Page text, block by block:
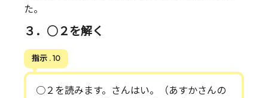
た。
３．○２を解く
指示 . 10
○２を読みます。さんはい。（あすかさんの